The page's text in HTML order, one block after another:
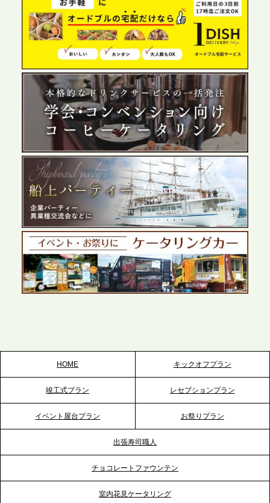
2026.6.4
プレスリリースのご案内｜夏の社内親睦が、配属後
の離職防止に。オフィスや会議室で縁日気分を味わ
う「お祭りケータリング」の提供を開始
2026.5.29
プレスリリースのご案内｜ケータリングのセカンド
テーブル、群馬前橋支社を設立。再開発やオフィス
展開が進む前橋エリアの企業ニーズに応え、高品質
なサービスで各種イベント・懇親会をサポート
2026.5.27
プレスリリースのご案内｜ケータリングのセカンド
テーブル、千葉本社を新設。幕張・舞浜の大型イベ
ントから主要都市の社内懇親会まで、現地拠点を活
かしたスムーズな対応を展開
2026.5.22
2026.5.20
プレスリリースのご案内｜ケータリングのセカンド
2026.5.12
プレスリリースのご案内｜ケータリングのセカンド
HOME キックオフプラン
竣工式プラン レセプションプラン
イベント屋台プラン お祭りプラン
出張寿司職人
チョコレートファウンテン
室内花見ケータリング